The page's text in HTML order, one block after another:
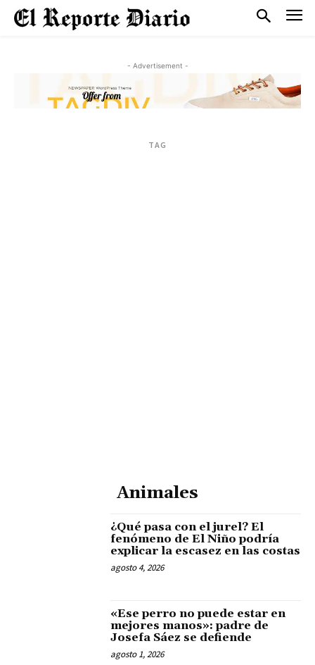
- Advertisement -
TAG
Animales
¿Qué pasa con el jurel? El
fenómeno de El Niño podría
explicar la escasez en las costas
agosto 4, 2026
«Ese perro no puede estar en
mejores manos»: padre de
Josefa Sáez se defiende
agosto 1, 2026